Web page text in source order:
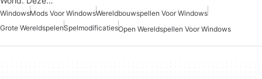
WindowsMods Voor WindowsWereldbouwspellen Voor Windows
Grote WereldspelenSpelmodificatiesOpen Wereldspellen Voor Windows